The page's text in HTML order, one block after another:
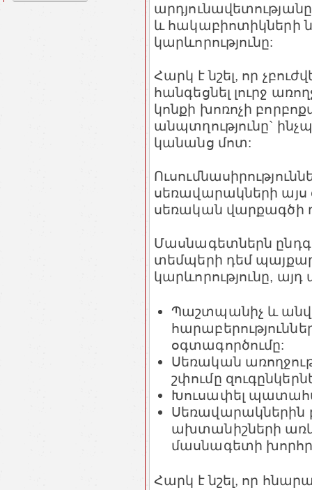
և հակաբիոտիկների
կարևորությունը:
Հարկ է նշել, որ
հանգեցնել լուրջ
կոնքի խոռոչի
անպտղությունը`
կանանց մոտ:
սեռավարակների
սեռական վարքագծի
Մասնագետներն
տեմպերի դեմ
կարևորությունը,
Պաշտպանիչ և
օգտագործումը:
Սեռական
շփումը
Խուսափել
Սեռավարակներին
ախտանիշների
մասնագետի
Հարկ է նշել, որ